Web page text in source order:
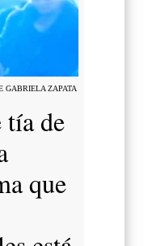
GABRIELA ZAPATA
de
que